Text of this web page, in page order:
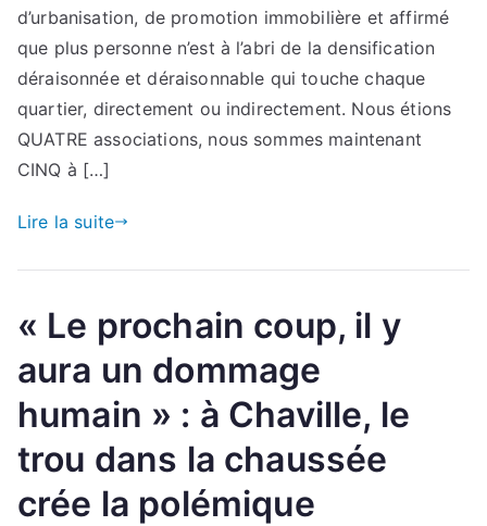
Bulletin
No2
d’urbanisation, de promotion immobilière et affirmé
que plus personne n’est à l’abri de la densification
déraisonnée et déraisonnable qui touche chaque
quartier, directement ou indirectement. Nous étions
QUATRE associations, nous sommes maintenant
CINQ à […]
Lire la suite
« Le prochain coup, il y
aura un dommage
humain » : à Chaville, le
trou dans la chaussée
crée la polémique